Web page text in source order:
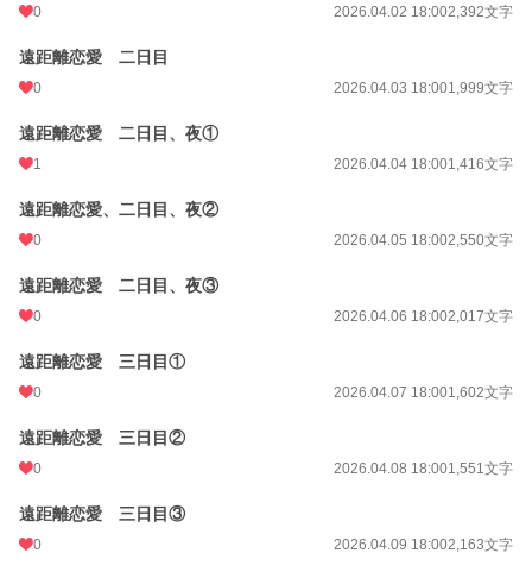
0 2026.04.02 18:002,392文字
遠距離恋愛 二日目
0 2026.04.03 18:001,999文字
遠距離恋愛 二日目、夜①
1 2026.04.04 18:001,416文字
遠距離恋愛、二日目、夜②
0 2026.04.05 18:002,550文字
遠距離恋愛 二日目、夜③
0 2026.04.06 18:002,017文字
遠距離恋愛 三日目①
0 2026.04.07 18:001,602文字
遠距離恋愛 三日目②
0 2026.04.08 18:001,551文字
遠距離恋愛 三日目③
0 2026.04.09 18:002,163文字